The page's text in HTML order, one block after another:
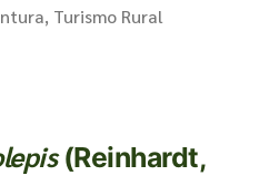
, Turismo Rural
(Reinhardt,